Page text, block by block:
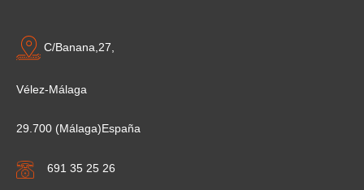
C/Banana,27,
Vélez-Málaga
29.700 (Málaga)España
691 35 25 26